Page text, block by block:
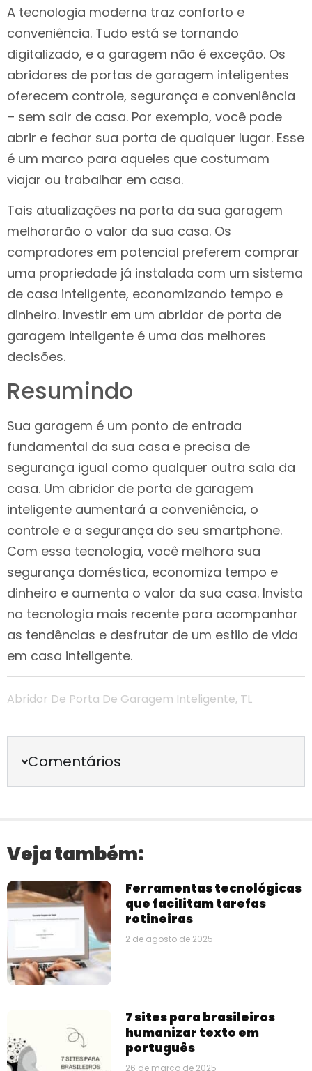
A tecnologia moderna traz conforto e
conveniência. Tudo está se tornando
digitalizado, e a garagem não é exceção. Os
abridores de portas de garagem inteligentes
oferecem controle, segurança e conveniência
– sem sair de casa. Por exemplo, você pode
abrir e fechar sua porta de qualquer lugar. Esse
é um marco para aqueles que costumam
viajar ou trabalhar em casa.
Tais atualizações na porta da sua garagem
melhorarão o valor da sua casa. Os
compradores em potencial preferem comprar
uma propriedade já instalada com um sistema
de casa inteligente, economizando tempo e
dinheiro. Investir em um abridor de porta de
garagem inteligente é uma das melhores
decisões.
Resumindo
Sua garagem é um ponto de entrada
fundamental da sua casa e precisa de
segurança igual como qualquer outra sala da
casa. Um abridor de porta de garagem
inteligente aumentará a conveniência, o
controle e a segurança do seu smartphone.
Com essa tecnologia, você melhora sua
segurança doméstica, economiza tempo e
dinheiro e aumenta o valor da sua casa. Invista
na tecnologia mais recente para acompanhar
as tendências e desfrutar de um estilo de vida
em casa inteligente.
Abridor De Porta De Garagem Inteligente, TL
Comentários
Veja também:
Ferramentas tecnológicas
que facilitam tarefas
rotineiras
2 de agosto de 2025
7 sites para brasileiros
humanizar texto em
português
26 de março de 2025